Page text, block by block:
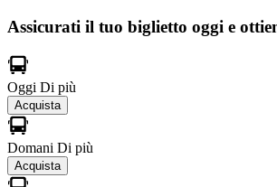
Assicurati il ​​tuo biglietto oggi e
Oggi Di più
Acquista
Domani Di più
Acquista